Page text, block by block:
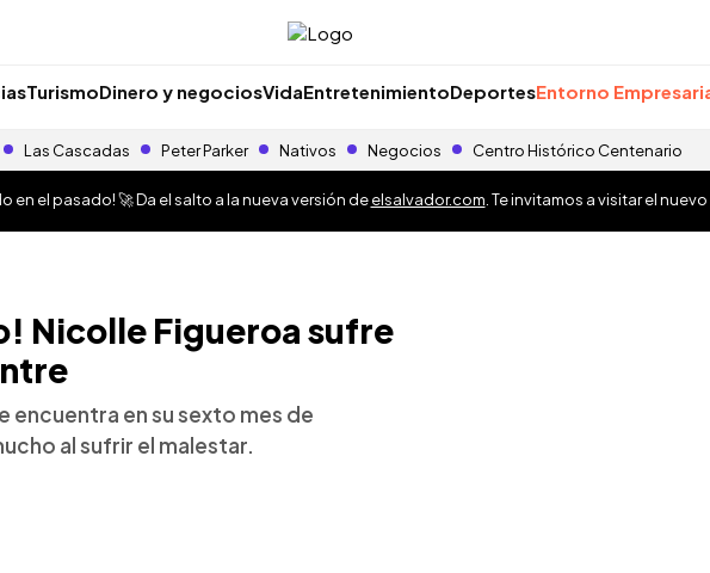
TurismoDinero y negociosVidaEntretenimientoDeportesEntorno
Las Cascadas Peter Parker Nativos Negocios Centro Histórico Centenario
en el pasado! 🚀 Da el salto a la nueva versión deelsalvador.com . Te invitamos a visitar el
Nicolle Figueroa sufre
encuentra en su sexto mes de
al sufrir el malestar.